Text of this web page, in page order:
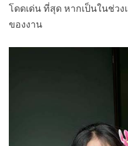
โดดเด่น ที่สุด หากเป็นในช่ว
ของงาน